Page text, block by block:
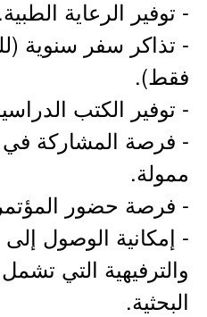
- توفير الرعاية الطبية.
- تذاكر سفر سنوية
فقط).
- توفير الكتب
- فرصة المشاركة في
ممولة.
- فرصة حضور
- إمكانية الوصول إلى
والترفيهية التي
البحثية.